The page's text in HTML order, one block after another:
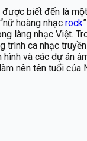
biết đến là
hoàng nhạc rock
làng nhạc Việt.
ca nhạc
và các dự án
nên tên tuổi